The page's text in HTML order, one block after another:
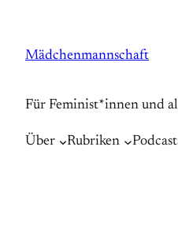
springen
Mädchenmannschaft
Für Feminist*innen und
Über Rubriken